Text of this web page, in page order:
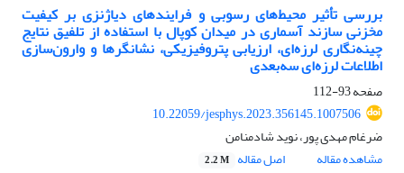
بررسی تأثیر محیط‌های رسوبی و فرایندهای دیاژنزی بر کیفیت
مخزنی سازند آسماری در میدان کوپال با استفاده از تلفیق نتایج
چینه‌نگاری لرزه‌ای، ارزیابی پتروفیزیکی، نشانگرها و وارون‌سازی
اطلاعات لرزه‌ای سه‌بعدی
صفحه93-112
10.22059/jesphys.2023.356145.1007506
ضرغام مهدی‌ پور، نوید شادمنامن
مشاهده مقاله
اصل مقاله 2.2 M